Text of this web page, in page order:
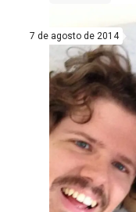
7 de agosto de 2014